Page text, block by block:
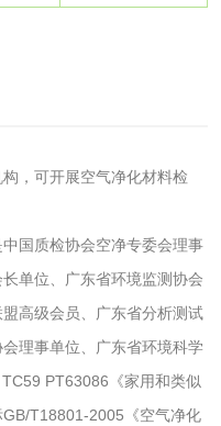
，可开展空气净化材料检
国质检协会空净专委会理事
单位、广东省环境监测协会
高级会员、广东省分析测试
理事单位、广东省环境科学
PT63086《家用和类似
T18801-2005《空气净化
煤质颗粒活性炭检
测
煤质活性炭检测